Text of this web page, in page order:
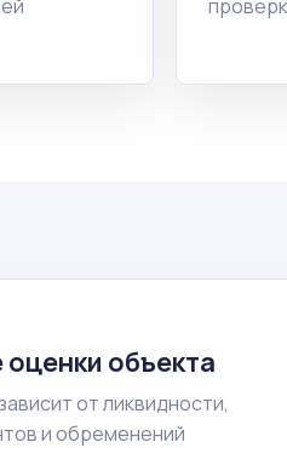
оценки объекта
от ликвидности,
и обременений